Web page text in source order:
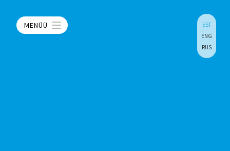
MENÜÜ
EST
ENG
RUS